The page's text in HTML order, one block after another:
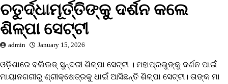
ଚତୁର୍ଦ୍ଧାମୂର୍ତ୍ତିଙ୍କୁ ଦର୍ଶନ କଲେ
ଶିଳ୍ପା ସେଟ୍ଟୀ
admin January 15, 2026
ଓଡ଼ିଶାରେ ବଲିଉଡ୍ ସୁନ୍ଦରୀ ଶିଳ୍ପା ସେଟ୍ଟୀ । ମହାପ୍ରଭୁଙ୍କୁ ଦର୍ଶନ ପାଇଁ
ମାୟାନଗରୀରୁ ଶ୍ରୀକ୍ଷେତ୍ରକୁ ଧାଇଁ ଆସିଛନ୍ତି ଶିଳ୍ପା ସେଟ୍ଟୀ। ତାଙ୍କ ମା